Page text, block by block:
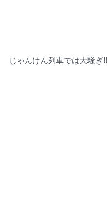
じゃんけん列車では大騒ぎ!!